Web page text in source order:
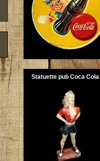
Statuette pub Coca Cola